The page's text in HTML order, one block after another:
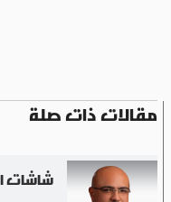
مقالات ذات صلة
شاشات